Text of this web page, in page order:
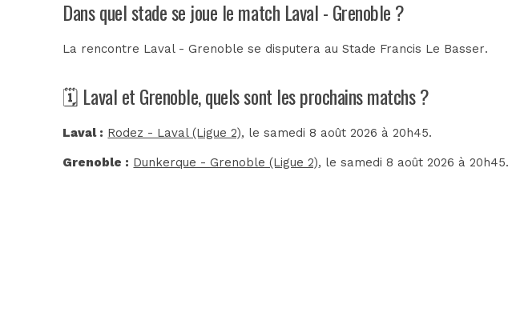
Dans quel stade se joue le match Laval - Grenoble ?
La rencontre Laval - Grenoble se disputera auStade Francis Le Basser.
🗓️ Laval et Grenoble, quels sont les prochains matchs ?
Laval : Rodez - Laval (Ligue 2), le samedi 8 août 2026 à 20h45.
Grenoble : Dunkerque - Grenoble (Ligue 2), le samedi 8 août 2026 à 20h45.